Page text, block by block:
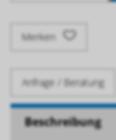
Merken
Anfrage / Beratung
Beschreibung